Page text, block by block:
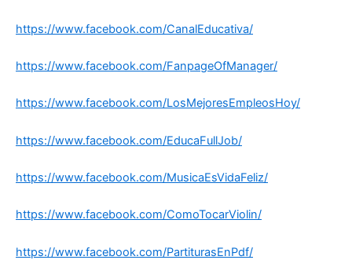
https://www.facebook.com/CanalEducativa/
https://www.facebook.com/FanpageOfManager/
https://www.facebook.com/LosMejoresEmpleosHoy/
https://www.facebook.com/EducaFullJob/
https://www.facebook.com/MusicaEsVidaFeliz/
https://www.facebook.com/ComoTocarViolin/
https://www.facebook.com/PartiturasEnPdf/